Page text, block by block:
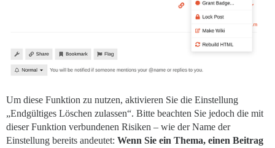
Um diese Funktion zu nutzen, aktivieren Sie die Einstellung
„Endgültiges Löschen zulassen“. Bitte beachten Sie jedoch die mit
dieser Funktion verbundenen Risiken – wie der Name der
Einstellung bereits andeutet: Wenn Sie ein Thema, einen Beitrag